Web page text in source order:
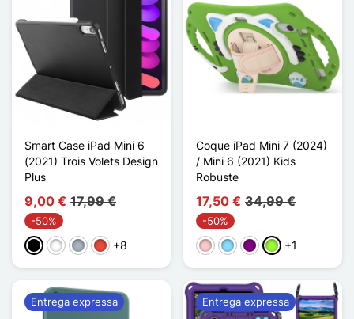
Smart Case iPad Mini 6
(2021) Trois Volets Design
Plus
9,00 € 17,99 €
-50%
PretoBrancoCinzento
Vermelho
+8
Coque iPad Mini 7 (2024)
/ Mini 6 (2021) Kids
Robuste
17,50 € 34,99 €
-50%
RosaAzul Claro
PúrpuraVerde maçã
+1
Entrega expressa Entrega expressa